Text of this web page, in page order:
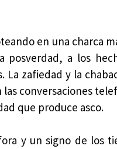
en una charca
a los
zafiedad y la
conversaciones
que produce asco.
y un signo de los